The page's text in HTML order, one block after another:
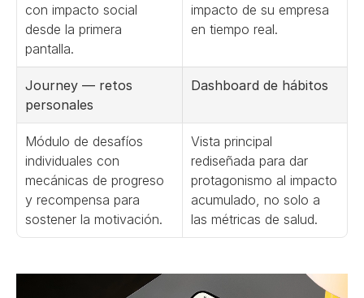
con impacto social
desde la primera
pantalla.
impacto de su empresa
en tiempo real.
Journey — retos
personales
Dashboard de hábitos
Módulo de desafíos
individuales con
mecánicas de progreso
y recompensa para
sostener la motivación.
Vista principal
rediseñada para dar
protagonismo al impacto
acumulado, no solo a
las métricas de salud.